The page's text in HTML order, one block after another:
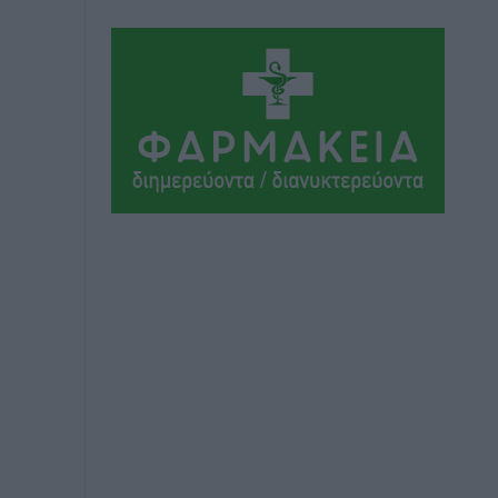
πριν 8 ώρες
Το στενό της Κρεμαστής μπήκε στη
λίστα των 7 θαυμάτων της αναμονής
Δημο-Κρίσεις• πριν 8 ώρες